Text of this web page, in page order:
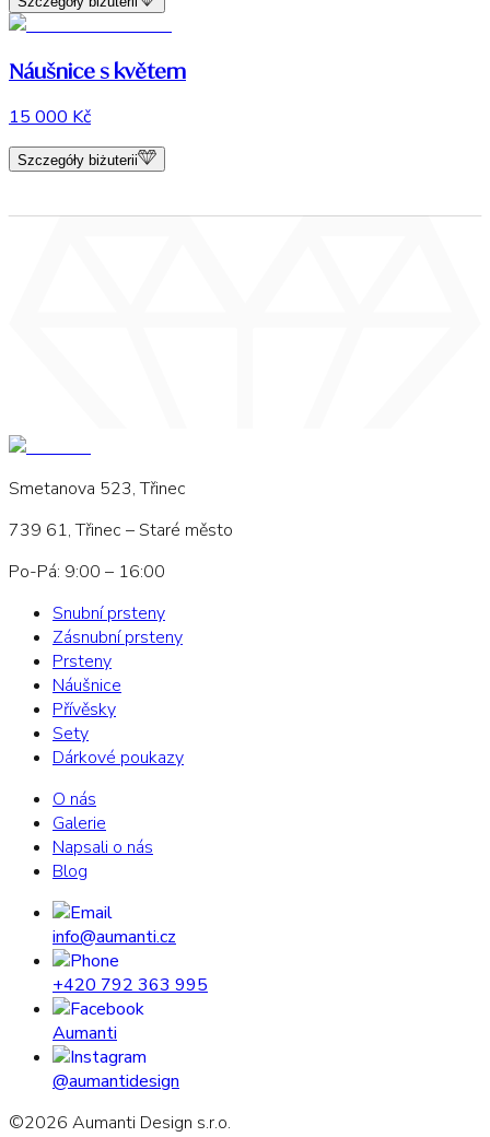
Náušnice s květem
15 000 Kč
Szczegóły biżuterii
Smetanova 523, Třinec
739 61, Třinec – Staré město
Po-Pá: 9:00 – 16:00
Snubní prsteny
Zásnubní prsteny
Prsteny
Náušnice
Přívěsky
Sety
Dárkové poukazy
O nás
Galerie
Napsali o nás
Blog
info@aumanti.cz
+420 792 363 995
Aumanti
@aumantidesign
©2026 Aumanti Design s.r.o.